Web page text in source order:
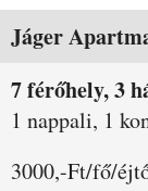
Szobák és árak
Jáger
7 férőhely, 3
1 nappali, 1
3000,-Ft/fő/